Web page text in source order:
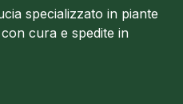
specializzato in piante
cura e spedite in